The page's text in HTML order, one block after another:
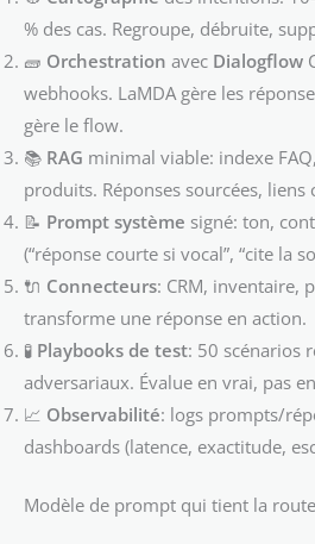
% des cas. Regroupe, débruite,
🧱 Orchestration avec Dialogflow
webhooks. LaMDA gère les
gère le flow.
📚 RAG minimal viable: indexe
produits. Réponses sourcées, liens
📝 Prompt système signé: ton,
(“réponse courte si vocal”, “cite la
🔌 Connecteurs: CRM, inventaire,
transforme une réponse en action.
🧪 Playbooks de test: 50 scénarios
adversariaux. Évalue en vrai, pas
📈 Observabilité: logs prompts/
dashboards (latence, exactitude,
Modèle de prompt qui tient la route